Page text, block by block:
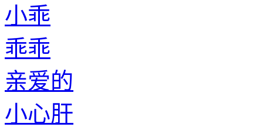
小乖
乖乖
亲爱的
小心肝